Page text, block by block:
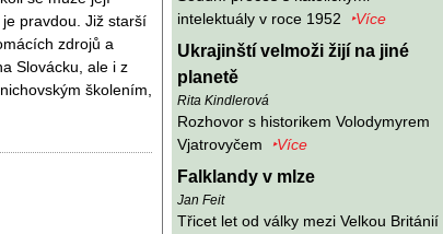
intelektuály v roce 1952
‣Více
Ukrajinští velmoži žijí na jiné
planetě
Rita Kindlerová
Rozhovor s historikem Volodymyrem
Vjatrovyčem
‣Více
Falklandy v mlze
Jan Feit
Třicet let od války mezi Velkou Británií
pravdou. Již starší
zdrojů a
Slovácku, ale i z
školením,